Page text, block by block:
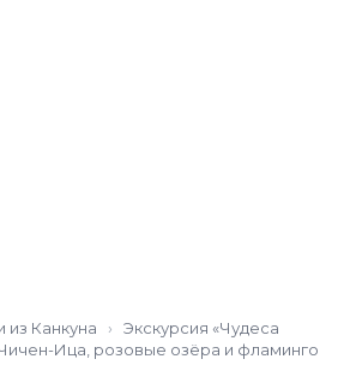
из Канкуна ›
Экскурсия «Чудеса
Ица, розовые озёра и фламинго